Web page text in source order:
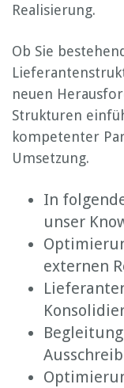
Realisierung.
Ob Sie
neuen
Strukturen
kompetenter
Umsetzung.
In
unser
externen